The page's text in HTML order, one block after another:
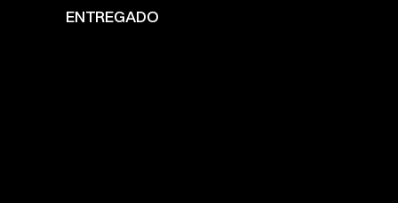
ENTREGADO